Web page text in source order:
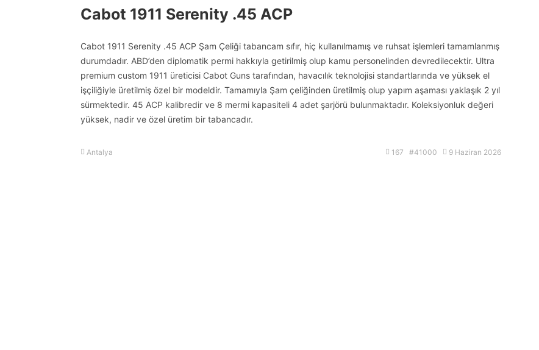
Cabot 1911 Serenity .45 ACP
Cabot 1911 Serenity .45 ACP Şam Çeliği tabancam sıfır, hiç kullanılmamış ve ruhsat işlemleri tamamlanmış
durumdadır. ABD’den diplomatik permi hakkıyla getirilmiş olup kamu personelinden devredilecektir. Ultra
premium custom 1911 üreticisi Cabot Guns tarafından, havacılık teknolojisi standartlarında ve yüksek el
işçiliğiyle üretilmiş özel bir modeldir. Tamamıyla Şam çeliğinden üretilmiş olup yapım aşaması yaklaşık 2 yıl
sürmektedir. 45 ACP kalibredir ve 8 mermi kapasiteli 4 adet şarjörü bulunmaktadır. Koleksiyonluk değeri
yüksek, nadir ve özel üretim bir tabancadır.
Antalya 167 #41000 9 Haziran 2026